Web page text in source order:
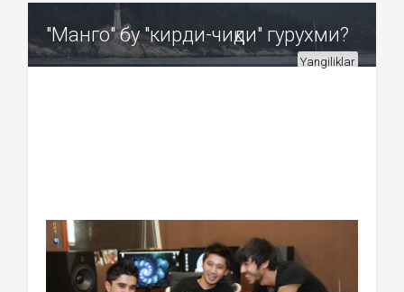
"Манго" бу "кирди-чиқди" гурухми?
Yangiliklar